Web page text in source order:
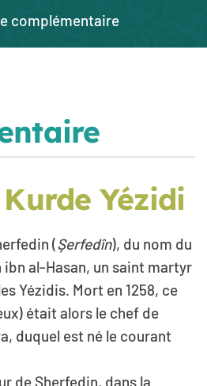
complémentaire
Yézidi
(Şerfedîn), du nom du
al-Hasan, un saint martyr
Yézidis. Mort en 1258, ce
était alors le chef de
duquel est né le courant
de Sherfedin, dans la